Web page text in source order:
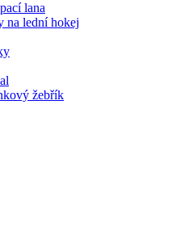
lana
na lední hokej
žebřík